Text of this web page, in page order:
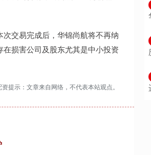
交易完成后，华锦尚航将不再纳
损害公司及股东尤其是中小投资
提示：文章来自网络，不代表本站观点。